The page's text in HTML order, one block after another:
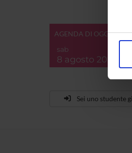
AGENDA DI OGGI
sab
8 agosto 2026
Sei uno studente